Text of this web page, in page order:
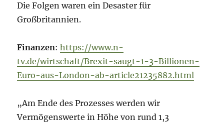
Die Folgen waren ein Desaster für
Großbritannien.
Finanzen:https://www.n-
tv.de/wirtschaft/Brexit-saugt-1-3-Billionen-
Euro-aus-London-ab-article21235882.html
„Am Ende des Prozesses werden wir
Vermögenswerte in Höhe von rund 1,3